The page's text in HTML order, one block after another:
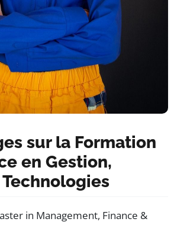
sur la Formation
en Gestion,
in Management, Finance &